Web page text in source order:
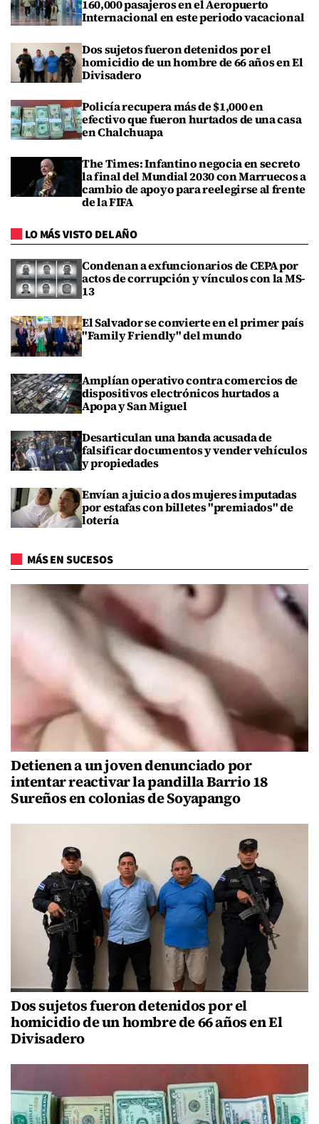
160,000 pasajeros en el Aeropuerto
Internacional en este periodo vacacional
Dos sujetos fueron detenidos por el
homicidio de un hombre de 66 años en El
Divisadero
Policía recupera más de $1,000 en
efectivo que fueron hurtados de una casa
en Chalchuapa
The Times: Infantino negocia en secreto
la final del Mundial 2030 con Marruecos a
cambio de apoyo para reelegirse al frente
de la FIFA
LO MÁS VISTO DEL AÑO
Condenan a exfuncionarios de CEPA por
actos de corrupción y vínculos con la MS-
13
El Salvador se convierte en el primer país
"Family Friendly" del mundo
Amplían operativo contra comercios de
dispositivos electrónicos hurtados a
Apopa y San Miguel
Desarticulan una banda acusada de
falsificar documentos y vender vehículos
y propiedades
Envían a juicio a dos mujeres imputadas
por estafas con billetes "premiados" de
lotería
MÁS EN SUCESOS
Detienen a un joven denunciado por
intentar reactivar la pandilla Barrio 18
Sureños en colonias de Soyapango
Dos sujetos fueron detenidos por el
homicidio de un hombre de 66 años en El
Divisadero